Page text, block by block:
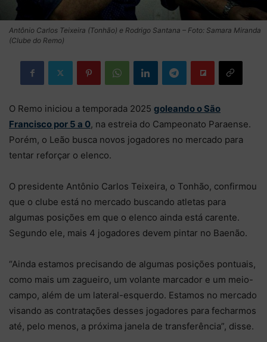
Antônio Carlos Teixeira (Tonhão) e Rodrigo Santana – Foto: Samara Miranda
(Clube do Remo)
O Remo iniciou a temporada 2025 goleando o São
Francisco por 5 a 0, na estreia do Campeonato Paraense.
Porém, o Leão busca novos jogadores no mercado para
tentar reforçar o elenco.
O presidente Antônio Carlos Teixeira, o Tonhão, confirmou
que o clube está no mercado buscando atletas para
algumas posições em que o elenco ainda está carente.
Segundo ele, mais 4 jogadores devem pintar no Baenão.
“Ainda estamos precisando de algumas posições pontuais,
como mais um zagueiro, um volante marcador e um meio-
campo, além de um lateral-esquerdo. Estamos no mercado
visando as contratações desses jogadores para fecharmos
até, pelo menos, a próxima janela de transferência”, disse.